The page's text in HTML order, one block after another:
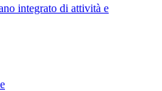
integrato di attività e